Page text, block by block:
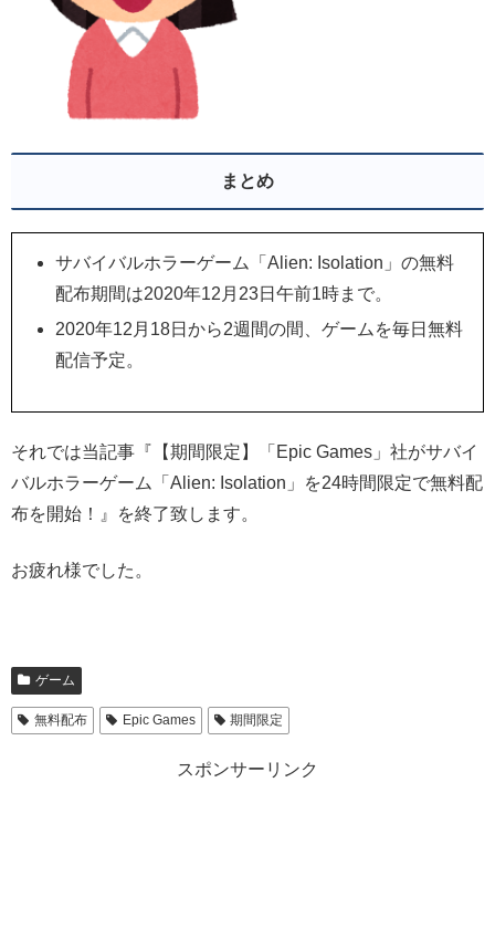
まとめ
サバイバルホラーゲーム「Alien: Isolation」の無料
配布期間は2020年12月23日午前1時まで。
2020年12月18日から2週間の間、ゲームを毎日無料
配信予定。
それでは当記事『【期間限定】「Epic Games」社がサバイ
バルホラーゲーム「Alien: Isolation」を24時間限定で無料配
布を開始！』を終了致します。
お疲れ様でした。
ゲーム
無料配布 Epic Games 期間限定
スポンサーリンク